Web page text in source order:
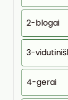
2-blogai
3-
4-gerai